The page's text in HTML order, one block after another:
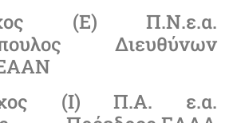
(Ε) Π.Ν.ε.α.
Διευθύνων
(Ι) Π.Α. ε.α.